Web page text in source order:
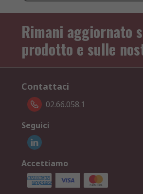
Rimani aggiornato
prodotto e sulle
Contattaci
02.66.058.1
Seguici
Accettiamo